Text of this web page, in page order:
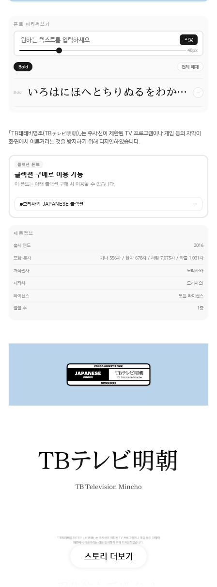
폰트 미리써보기
적용
40px
Bold 전체 해제
Bold いろはにほへとちりぬるをわかよたれそつねならむ −
「TB테레비명조(TBテレビ明朝)」는 주사선이 제한된 TV 프로그램이나 게임 등의 자막이
화면에서 어른거리는 것을 방지하기 위해 디자인하였습니다.
콜렉션 폰트
콜렉션 구매로 이용 가능
이 폰트는 아래 콜렉션 구매 시 이용할 수 있습니다.
모리사와 JAPANESE 콜렉션 →
제품정보
출시 연도 2016
포함 문자 가나 556자 / 한자 678자 / 라틴 7,075자 / 약물 1,031자
저작권사 모리사와
제작사 모리사와
라이선스 모든 라이선스
글꼴 수 1종
스토리 더보기